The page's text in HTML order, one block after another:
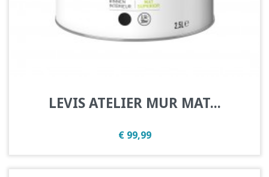
LEVIS ATELIER MUR MAT...
Prijs
€ 99,99